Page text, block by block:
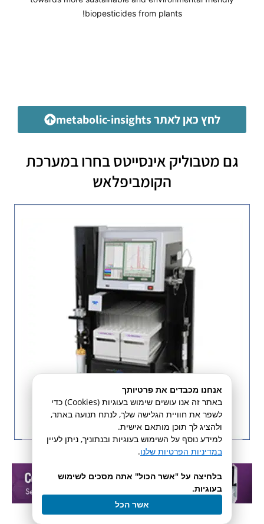
biopesticides from plants!
לחץ כאן לאתר metabolic-insights
גם מטבוליק אינסייטס בחרו במערכת
הקומביפלאש
אנחנו מכבדים את פרטיותך
באתר זה אנו עושים שימוש בעוגיות (Cookies) כדי
לשפר את חוויית הגלישה שלך, לנתח תנועה באתר,
ולהציג לך תוכן מותאם אישית.
למידע נוסף על השימוש בעוגיות ובנתוניך, ניתן לעיין
במדיניות הפרטיות שלנו.
בלחיצה על "אשר הכול" אתה מסכים לשימוש
בעוגיות.
אשר הכל